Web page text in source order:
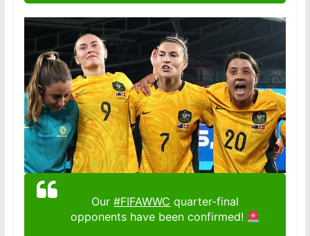
Our#FIFAWWC quarter-final
opponents have been confirmed!